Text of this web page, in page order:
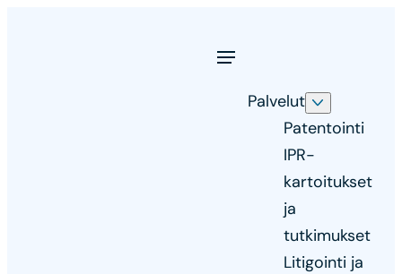
Palvelut
Patentointi
IPR-
kartoitukset
ja
tutkimukset
Litigointi ja